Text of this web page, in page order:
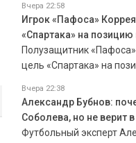
Вчера 22:58
Игрок «Пафоса»
«Спартака» на позицию
Полузащитник
цель «Спартака» на
Вчера 22:38
Александр Бубнов:
Соболева, но не верит
Футбольный эксперт